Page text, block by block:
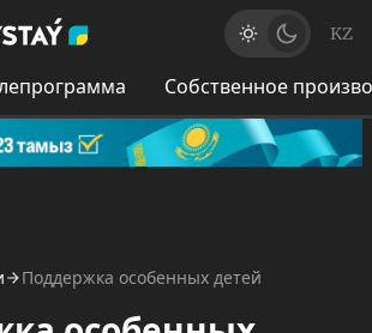
KZ
Собственное
Поддержка особенных детей